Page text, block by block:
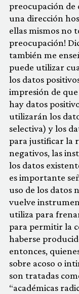
preocupación de
una dirección
ellas mismos no
preocupación!
también me
puede utilizar
los datos
impresión de
hay datos
utilizarán los
selectiva) y los
para justificar la
negativos, las
los datos
es importante
uso de los datos
vuelve
utiliza para
para permitir la
haberse
entonces,
sobre acoso o
son tratadas
“académicas